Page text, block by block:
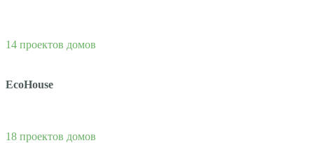
14 проектов домов
EcoHouse
18 проектов домов